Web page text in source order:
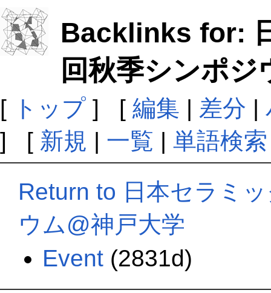
Backlinks for:
回秋季シンポジ
[ トップ ] [ 編集 | 差分 |
] [ 新規 | 一覧 | 単語検索
Return to 日本セラミ
ウム@神戸大学
Event (2831d)